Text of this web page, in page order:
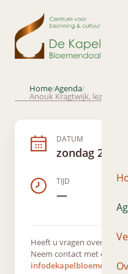
Home/Agenda/
Anouk Kragtwijk, lezing: Is
DATUM
zondag 27
TIJD
—
Heeft u vragen over dit
Neem contact met ons op